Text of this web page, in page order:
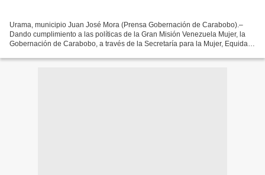
Urama, municipio Juan José Mora (Prensa Gobernación de Carabobo).–
Dando cumplimiento a las políticas de la Gran Misión Venezuela Mujer, la
Gobernación de Carabobo, a través de la Secretaría para la Mujer, Equidad